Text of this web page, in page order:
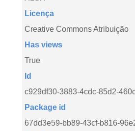
Licença
Creative Commons Atribuição
Has views
True
Id
c929df30-3883-4cdc-85d2-
Package id
67dd3e59-bb89-43cf-b816-